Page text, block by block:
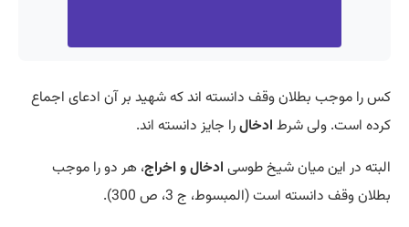
کس را موجب بطلان وقف دانسته اند که شهید بر آن ادعای اجماع
کرده است. ولی شرط ادخالرا جایز دانسته اند.
البته در این میان شیخ طوسی ادخال و اخراج، هر دو را موجب
بطلان وقف دانسته است (المبسوط، ج 3، ص 300).